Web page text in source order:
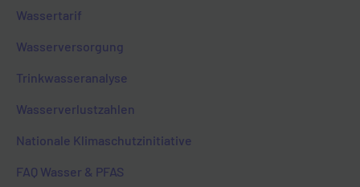
Wassertarif
Wasserversorgung
Trinkwasseranalyse
Wasserverlustzahlen
Nationale Klimaschutzinitiative
FAQ Wasser & PFAS
Jahr dem Ende entgegen.
Ich weiß nicht, wie es euch geht, aber für
mich ist 2023 vergangen wie ein
auf Grund der rasanten Entwicklungen durch
gefordert hat … Zudem oder auch folglich